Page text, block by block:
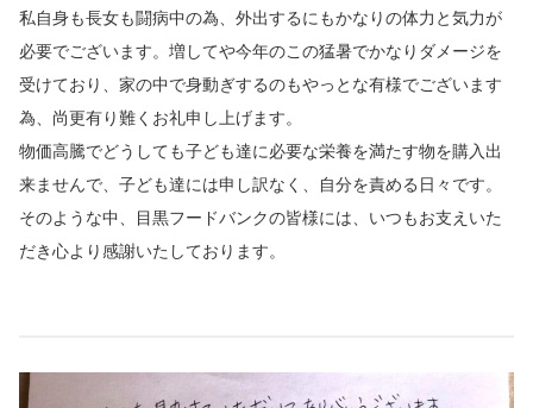
私自身も長女も闘病中の為、外出するにもかなりの体力と気力が
必要でございます。増してや今年のこの猛暑でかなりダメージを
受けており、家の中で身動ぎするのもやっとな有様でございます
為、尚更有り難くお礼申し上げます。
物価高騰でどうしても子ども達に必要な栄養を満たす物を購入出
来ませんで、子ども達には申し訳なく、自分を責める日々です。
そのような中、目黒フードバンクの皆様には、いつもお支えいた
だき心より感謝いたしております。